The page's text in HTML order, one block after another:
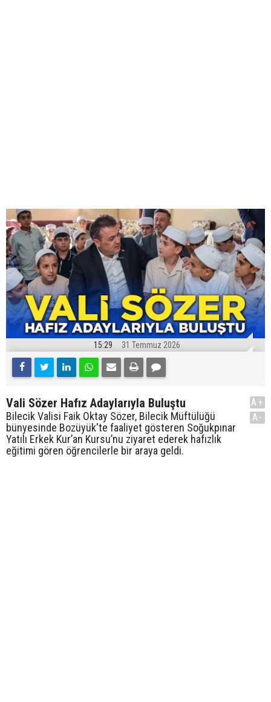
15:29 31 Temmuz 2026
Vali Sözer Hafız Adaylarıyla Buluştu
Bilecik Valisi Faik Oktay Sözer, Bilecik Müftülüğü
bünyesinde Bozüyük'te faaliyet gösteren Soğukpınar
Yatılı Erkek Kur’an Kursu’nu ziyaret ederek hafızlık
eğitimi gören öğrencilerle bir araya geldi.
A+
A-